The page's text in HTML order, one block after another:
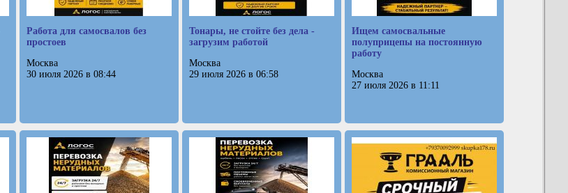
Работа для самосвалов без
простоев
Москва
30 июля 2026 в 08:44
Тонары, не стойте без дела -
загрузим работой
Москва
29 июля 2026 в 06:58
Ищем самосвальные
полуприцепы на постоянную
работу
Москва
27 июля 2026 в 11:11